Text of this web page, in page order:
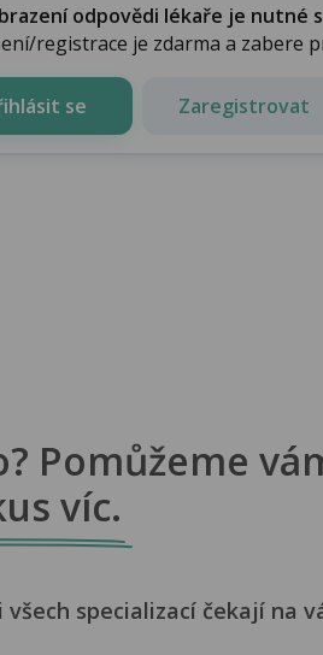
odpovědi lékaře je nutné
registrace je zdarma a zabere
se Zaregistrovat
Pomůžeme
víc.
všech specializací čekají na